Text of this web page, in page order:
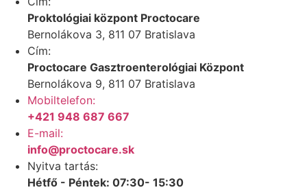
Proktológiai központ Proctocare
Bernolákova 3, 811 07 Bratislava
Cím:
Proctocare Gasztroenterológiai Központ
Bernolákova 9, 811 07 Bratislava
Mobiltelefon:
+421 948 687 667
E-mail:
info@proctocare.sk
Nyitva tartás:
Hétfő - Péntek: 07:30- 15:30